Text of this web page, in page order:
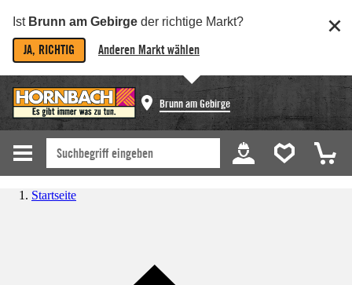
Ist Brunn am Gebirge der richtige Markt?
JA, RICHTIG Anderen Markt wählen
Brunn am Gebirge
Startseite